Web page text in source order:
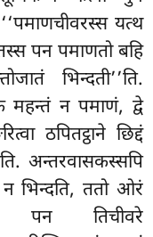
यत्थ
पन पमाणतो बहि
भिन्दती’’ति.
न पमाणं, द्वे
ठपितट्ठाने छिद्दं
अन्तरवासकस्सपि
न भिन्दति, ततो ओरं
तिचीवरे